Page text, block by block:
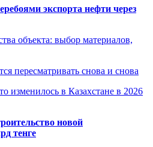
экспорта нефти через
объекта: выбор материалов,
пересматривать снова и снова
изменилось в Казахстане в 2026
новой
тенге